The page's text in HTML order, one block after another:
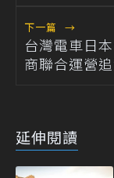
下一篇 →
台灣電車日
商聯合運營追
延伸閱讀